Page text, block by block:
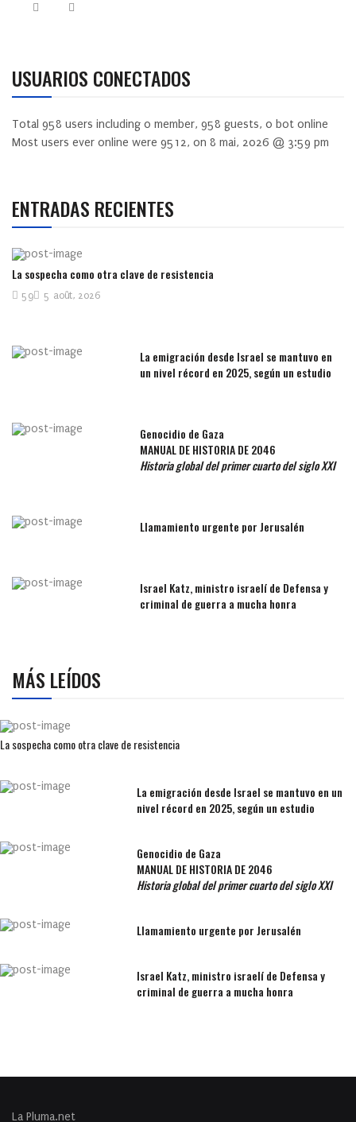
USUARIOS CONECTADOS
Total 958 users including 0 member, 958 guests, 0 bot online
Most users ever online were 9512, on 8 mai, 2026 @ 3:59 pm
ENTRADAS RECIENTES
La sospecha como otra clave de resistencia
5 août, 2026
59
La emigración desde Israel se mantuvo en
un nivel récord en 2025, según un estudio
Genocidio de Gaza
MANUAL DE HISTORIA DE 2046
Historia global del primer cuarto del siglo XXI
Llamamiento urgente por Jerusalén
Israel Katz, ministro israelí de Defensa y
criminal de guerra a mucha honra
MÁS LEÍDOS
La sospecha como otra clave de resistencia
La emigración desde Israel se mantuvo en un
nivel récord en 2025, según un estudio
Genocidio de Gaza
MANUAL DE HISTORIA DE 2046
Historia global del primer cuarto del siglo XXI
Llamamiento urgente por Jerusalén
Israel Katz, ministro israelí de Defensa y
criminal de guerra a mucha honra
La Pluma.net